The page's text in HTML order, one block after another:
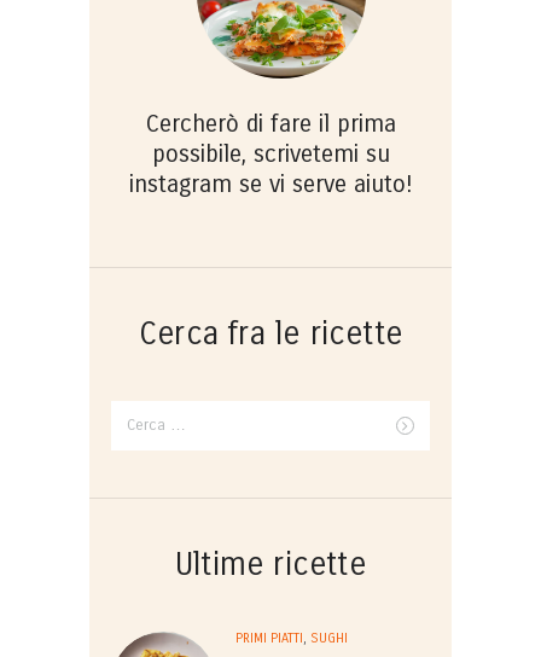
Cercherò di fare il prima
possibile, scrivetemi su
instagram se vi serve aiuto!
Cerca fra le ricette
Ricerca
per:
Ultime ricette
PRIMI PIATTI SUGHI